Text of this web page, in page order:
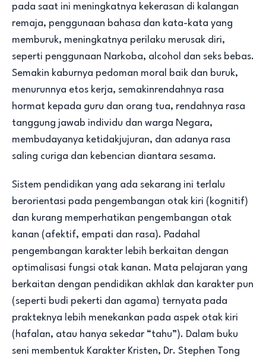
pada saat ini meningkatnya kekerasan di kalangan
remaja, penggunaan bahasa dan kata-kata yang
memburuk, meningkatnya perilaku merusak diri,
seperti penggunaan Narkoba, alcohol dan seks bebas.
Semakin kaburnya pedoman moral baik dan buruk,
menurunnya etos kerja, semakinrendahnya rasa
hormat kepada guru dan orang tua, rendahnya rasa
tanggung jawab individu dan warga Negara,
membudayanya ketidakjujuran, dan adanya rasa
saling curiga dan kebencian diantara sesama.
Sistem pendidikan yang ada sekarang ini terlalu
berorientasi pada pengembangan otak kiri (kognitif)
dan kurang memperhatikan pengembangan otak
kanan (afektif, empati dan rasa). Padahal
pengembangan karakter lebih berkaitan dengan
optimalisasi fungsi otak kanan. Mata pelajaran yang
berkaitan dengan pendidikan akhlak dan karakter pun
(seperti budi pekerti dan agama) ternyata pada
prakteknya lebih menekankan pada aspek otak kiri
(hafalan, atau hanya sekedar “tahu”). Dalam buku
seni membentuk Karakter Kristen, Dr. Stephen Tong